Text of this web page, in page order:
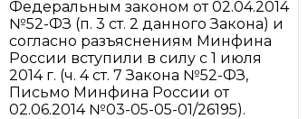
Федеральным законом от 02.04.2014
№52-ФЗ (п. 3 ст. 2 данного Закона) и
согласно разъяснениям Минфина
России вступили в силу с 1 июля
2014 г. (ч. 4 ст. 7 Закона №52-ФЗ,
Письмо Минфина России от
02.06.2014 №03-05-05-01/26195).